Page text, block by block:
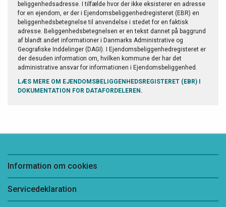
beliggenhedsadresse. I tilfælde hvor der ikke eksisterer en adresse
for en ejendom, er der i Ejendomsbeliggenhedregisteret (EBR) en
beliggenhedsbetegnelse til anvendelse i stedet for en faktisk
adresse. Beliggenhedsbetegnelsen er en tekst dannet på baggrund
af blandt andet informationer i Danmarks Administrative og
Geografiske Inddelinger (DAGI). I Ejendomsbeliggenhedregisteret er
der desuden information om, hvilken kommune der har det
administrative ansvar for informationen i Ejendomsbeliggenhed.
LÆS MERE OM EJENDOMSBELIGGENHEDSREGISTERET (EBR) I
DOKUMENTATION FOR DATAFORDELEREN.
Information om cookies
Servicedeklaration